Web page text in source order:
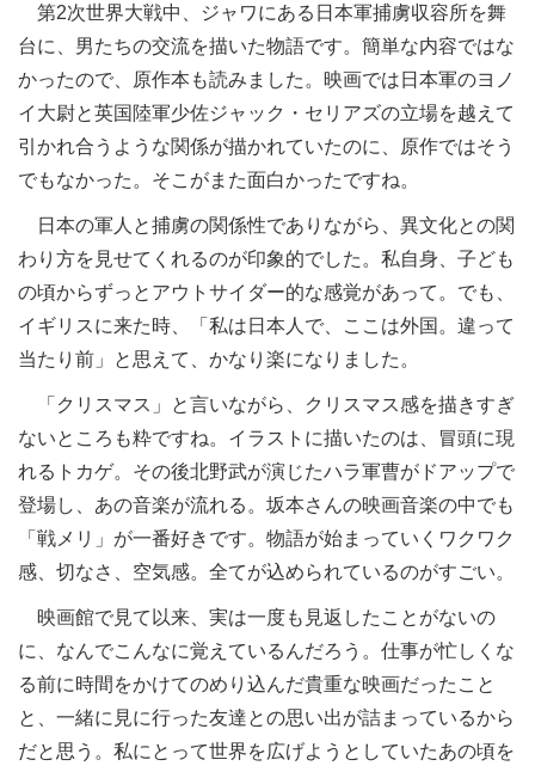
第2次世界大戦中、ジャワにある日本軍捕虜収容所を舞
台に、男たちの交流を描いた物語です。簡単な内容ではな
かったので、原作本も読みました。映画では日本軍のヨノ
イ大尉と英国陸軍少佐ジャック・セリアズの立場を越えて
引かれ合うような関係が描かれていたのに、原作ではそう
でもなかった。そこがまた面白かったですね。
日本の軍人と捕虜の関係性でありながら、異文化との関
わり方を見せてくれるのが印象的でした。私自身、子ども
の頃からずっとアウトサイダー的な感覚があって。でも、
イギリスに来た時、「私は日本人で、ここは外国。違って
当たり前」と思えて、かなり楽になりました。
「クリスマス」と言いながら、クリスマス感を描きすぎ
ないところも粋ですね。イラストに描いたのは、冒頭に現
れるトカゲ。その後北野武が演じたハラ軍曹がドアップで
登場し、あの音楽が流れる。坂本さんの映画音楽の中でも
「戦メリ」が一番好きです。物語が始まっていくワクワク
感、切なさ、空気感。全てが込められているのがすごい。
映画館で見て以来、実は一度も見返したことがないの
に、なんでこんなに覚えているんだろう。仕事が忙しくな
る前に時間をかけてのめり込んだ貴重な映画だったこと
と、一緒に見に行った友達との思い出が詰まっているから
だと思う。私にとって世界を広げようとしていたあの頃を